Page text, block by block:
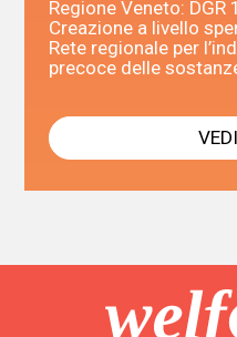
Regione Veneto:
Creazione a livello
Rete regionale per
precoce delle